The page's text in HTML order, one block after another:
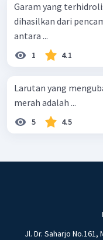
Garam yang
dihasilkan dari
antara ...
1 4.1
Larutan yang
merah adalah ...
5 4.5
Jl. Dr. Saharjo